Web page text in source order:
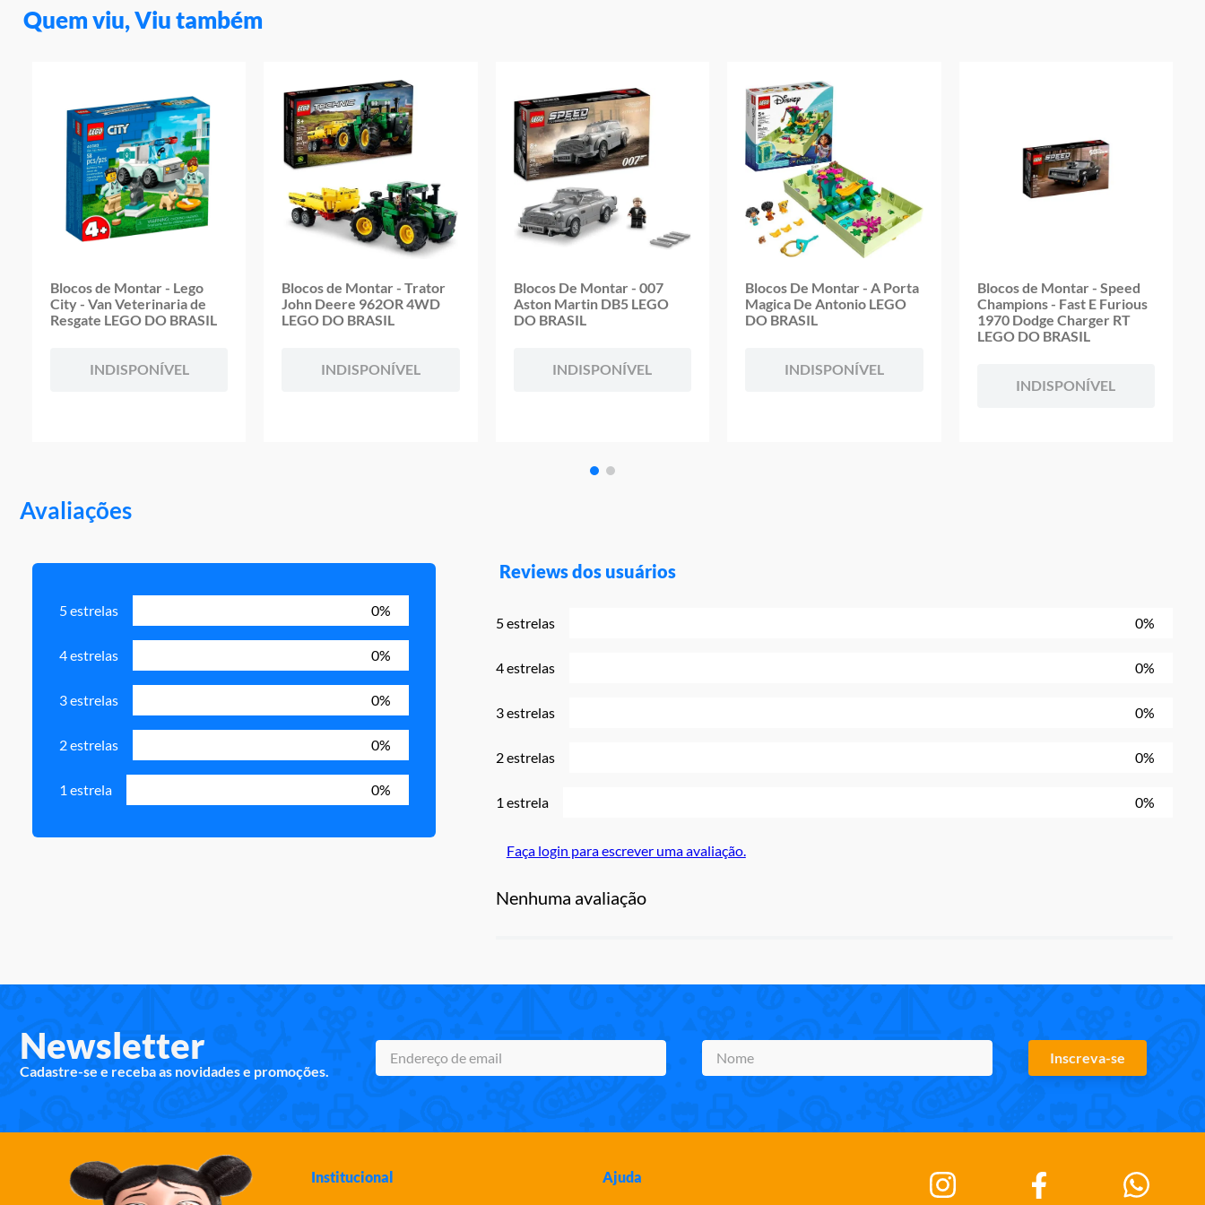
Peso Aproximado:340kg
Idadi Indicada:8+
Aviso: As cores podem variar entre as imagens mostradas acima e o produto
Imagens meramente ilustrativas
Garantia: 3 Meses Contra Defeito De Fabricação
Quem viu, Viu também
Blocos de Montar - Lego
City - Van Veterinaria de
Resgate LEGO DO BRASIL
INDISPONÍVEL
Blocos de Montar - Trator
John Deere 962OR 4WD
LEGO DO BRASIL
INDISPONÍVEL
Blocos De Montar - 007
Aston Martin DB5 LEGO
DO BRASIL
INDISPONÍVEL
Blocos De Montar - A Porta
Magica De Antonio LEGO
DO BRASIL
INDISPONÍVEL
Blocos de Montar - Speed
Champions - Fast E Furious
1970 Dodge Charger RT
LEGO DO BRASIL
INDISPONÍVEL
Avaliações
5 estrelas 0%
4 estrelas 0%
3 estrelas 0%
2 estrelas 0%
1 estrela 0%
Reviews dos usuários
5 estrelas 0%
4 estrelas 0%
3 estrelas 0%
2 estrelas 0%
1 estrela 0%
Faça login para escrever uma avaliação.
Nenhuma avaliação
Newsletter
Cadastre-se e receba as novidades e promoções.
Inscreva-se
Institucional Ajuda